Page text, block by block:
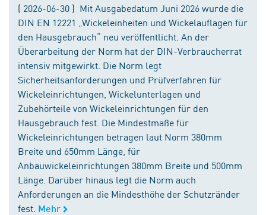
( 2026-06-30 ) Mit Ausgabedatum Juni 2026 wurde die
DIN EN 12221 „Wickeleinheiten und Wickelauflagen für
den Hausgebrauch“ neu veröffentlicht. An der
Überarbeitung der Norm hat der DIN-Verbraucherrat
intensiv mitgewirkt. Die Norm legt
Sicherheitsanforderungen und Prüfverfahren für
Wickeleinrichtungen, Wickelunterlagen und
Zubehörteile von Wickeleinrichtungen für den
Hausgebrauch fest. Die Mindestmaße für
Wickeleinrichtungen betragen laut Norm 380mm
Breite und 650mm Länge, für
Anbauwickeleinrichtungen 380mm Breite und 500mm
Länge. Darüber hinaus legt die Norm auch
Anforderungen an die Mindesthöhe der Schutzränder
fest. Mehr